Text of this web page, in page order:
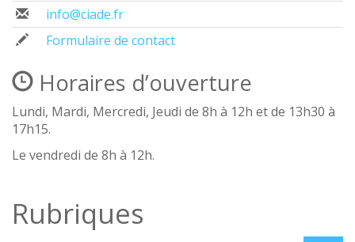
info@ciade.fr
Formulaire de contact
Horaires d’ouverture
Lundi, Mardi, Mercredi, Jeudi de 8h à 12h et de 13h30 à
17h15.
Le vendredi de 8h à 12h.
Rubriques